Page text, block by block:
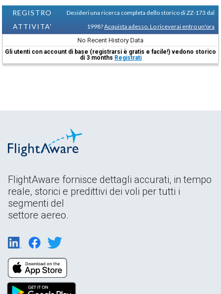
REGISTRO
ATTIVITA'
Desideri una ricerca completa dello storico di ZZ-173 dal
1998?Acquista adesso. Lo riceverai entro un'ora
No Recent History Data
Gli utenti con account di base (registrarsi è gratis e facile!) vedono storico
di 3 months Registrati
FlightAware fornisce dettagli accurati, in tempo
reale, storici e predittivi dei voli per tutti i
segmenti del
settore aereo.